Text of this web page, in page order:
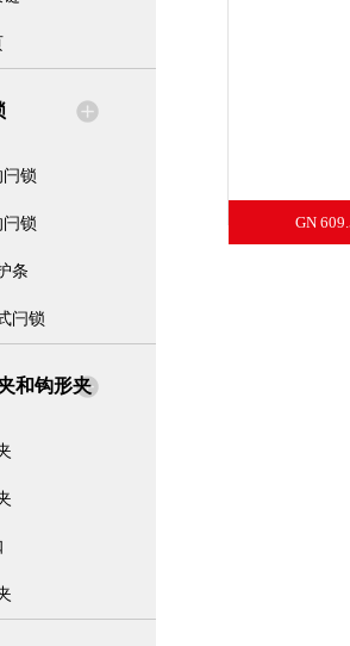
锁
锁
条
闩锁
和钩形夹
GN